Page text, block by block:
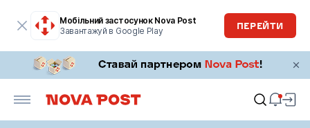
Мобільний застосунок Nova Post
Завантажуй в Google Play
ПЕРЕЙТИ